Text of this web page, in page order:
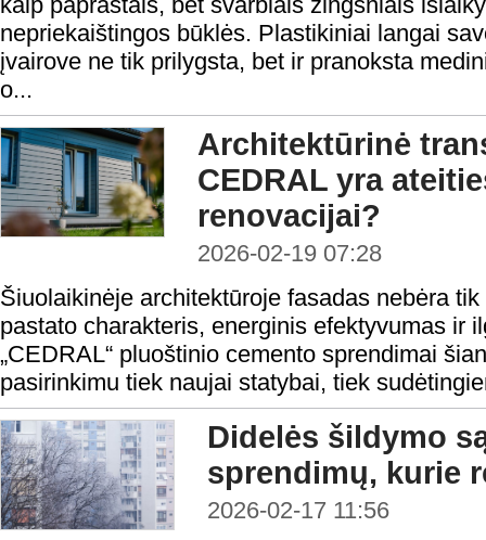
nepriekaištingos būklės. Plastikiniai langai
įvairove ne tik prilygsta, bet ir pranoksta
o...
Architektūrinė
CEDRAL yra
renovacijai?
2026-02-19 07:28
Šiuolaikinėje architektūroje fasadas nebėra
pastato charakteris, energinis efektyvumas ir
„CEDRAL“ pluoštinio cemento sprendimai
pasirinkimu tiek naujai statybai, tiek
Didelės šildymo
sprendimų, kurie
2026-02-17 11:56